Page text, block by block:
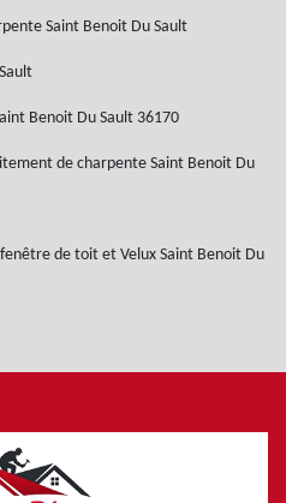
Saint Benoit Du Sault
Benoit Du Sault 36170
de charpente Saint Benoit Du
de toit et Velux Saint Benoit Du